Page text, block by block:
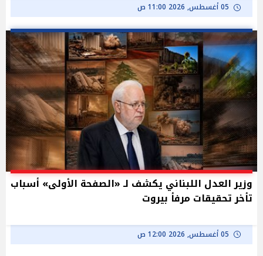
05 أغسطس, 2026 11:00 ص
وزير العدل اللبناني يكشف لـ «الصفحة الأولى» أسباب
تأخر تحقيقات مرفأ بيروت
05 أغسطس, 2026 12:00 ص